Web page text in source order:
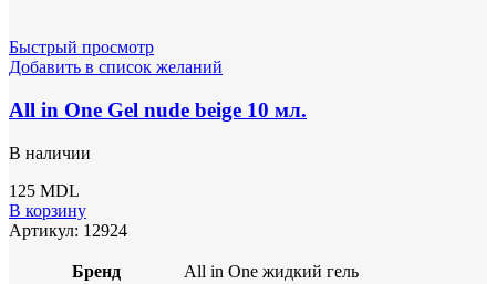
Быстрый просмотр
Добавить в список желаний
All in One Gel nude beige 10 мл.
В наличии
125 MDL
В корзину
Артикул: 12924
Бренд All in One жидкий гель